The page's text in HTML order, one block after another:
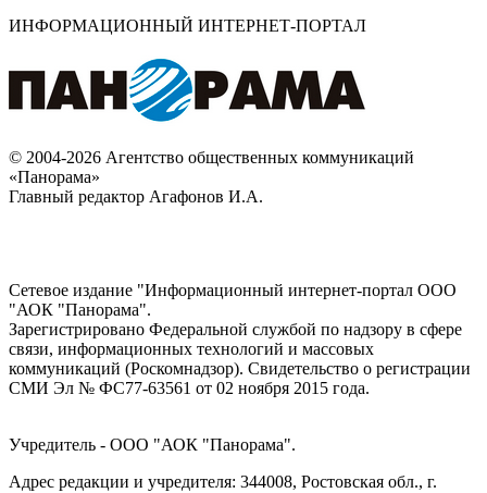
ИНФОРМАЦИОННЫЙ ИНТЕРНЕТ-ПОРТАЛ
© 2004-2026 Агентство общественных коммуникаций
«Панорама»
Главный редактор Агафонов И.А.
Сетевое издание "Информационный интернет-портал ООО
"АОК "Панорама".
Зарегистрировано Федеральной службой по надзору в сфере
связи, информационных технологий и массовых
коммуникаций (Роскомнадзор). Cвидетельство о регистрации
СМИ Эл № ФС77-63561 от 02 ноября 2015 года.
Учредитель - ООО "АОК "Панорама".
Адрес редакции и учредителя: 344008, Ростовская обл., г.